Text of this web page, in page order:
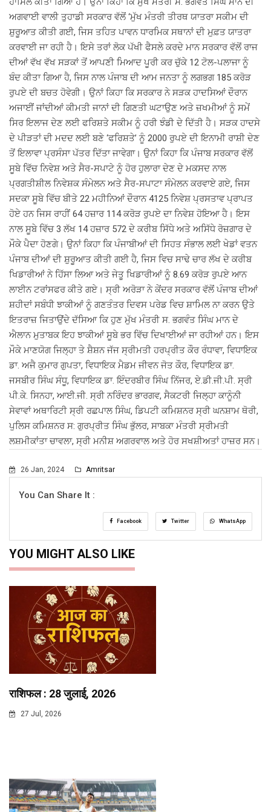
ਅਗਵਾਈ ਵਾਲੀ ਤੁਹਾਡੀ ਸਰਕਾਰ ਵੱਲੋਂ ‘ਮੁੱਖ ਮੰਤਰੀ ਤੀਰਥ ਯਾਤਰਾ ਸਕੀਮ ਦੀ
ਸ਼ੁਰੂਆਤ ਕੀਤੀ ਗਈ, ਜਿਸ ਤਹਿਤ ਪਾਵਨ ਧਾਰਮਿਕ ਸਥਾਨਾਂ ਦੀ ਮੁਫ਼ਤ ਯਾਤਰਾ
ਕਰਵਾਈ ਜਾ ਰਹੀ ਹੈ। ਇਸੇ ਤਰਾਂ ਲੋਕ ਪੱਖੀ ਫੈਸਲੇ ਕਰਦੇ ਮਾਨ ਸਰਕਾਰ ਵੱਲੋਂ ਰਾਜ
ਦੀਆਂ ਵੱਖ ਵੱਖ ਸੜਕਾਂ ਤੋਂ ਆਪਣੀ ਮਿਆਦ ਪੂਰੀ ਕਰ ਚੁੱਕੇ 12 ਟੋਲ-ਪਲਾਜਾ ਨੂੰ
ਬੰਦ ਕੀਤਾ ਗਿਆ ਹੈ, ਜਿਸ ਨਾਲ ਪੰਜਾਬ ਦੀ ਆਮ ਜਨਤਾ ਨੂੰ ਲਗਭਗ 185 ਕਰੋੜ
ਰੁਪਏ ਦੀ ਬਚਤ ਹੋਵੇਗੀ। ਉਨਾਂ ਕਿਹਾ ਕਿ ਸਰਕਾਰ ਨੇ ਸੜਕ ਹਾਦਸਿਆਂ ਦੌਰਾਨ
ਅਜਾਈਂ ਜਾਂਦੀਆਂ ਕੀਮਤੀ ਜਾਨਾਂ ਦੀ ਗਿਣਤੀ ਘਟਾਉਣ ਅਤੇ ਜ਼ਖਮੀਆਂ ਨੂੰ ਸਮੇਂ
ਸਿਰ ਇਲਾਜ ਦੇਣ ਲਈ ਫਰਿਸ਼ਤੇ ਸਕੀਮ ਨੂੰ ਹਰੀ ਝੰਡੀ ਦੇ ਦਿੱਤੀ ਹੈ। ਸੜਕ ਹਾਦਸੇ
ਦੇ ਪੀੜਤਾਂ ਦੀ ਮਦਦ ਲਈ ਬਣੇ ‘ਫਰਿਸ਼ਤੇ’ ਨੂੰ 2000 ਰੁਪਏ ਦੀ ਇਨਾਮੀ ਰਾਸ਼ੀ ਦੇਣ
ਤੋਂ ਇਲਾਵਾ ਪ੍ਰਸੰਸਾ ਪੱਤਰ ਦਿੱਤਾ ਜਾਵੇਗਾ। ਉਨਾਂ ਕਿਹਾ ਕਿ ਪੰਜਾਬ ਸਰਕਾਰ ਵੱਲੋਂ
ਸੂਬੇ ਵਿੱਚ ਨਿਵੇਸ਼ ਅਤੇ ਸੈਰ-ਸਪਾਟੇ ਨੂੰ ਹੋਰ ਹੁਲਾਰਾ ਦੇਣ ਦੇ ਮਕਸਦ ਨਾਲ
ਪ੍ਰਗਤੀਸ਼ੀਲ ਨਿਵੇਸ਼ਕ ਸੰਮੇਲਨ ਅਤੇ ਸੈਰ-ਸਪਾਟਾ ਸੰਮੇਲਨ ਕਰਵਾਏ ਗਏ, ਜਿਸ
ਸਦਕਾ ਸੂਬੇ ਵਿੱਚ ਬੀਤੇ 22 ਮਹੀਨਿਆਂ ਦੌਰਾਨ 4125 ਨਿਵੇਸ਼ ਪ੍ਰਸਤਾਵ ਪ੍ਰਾਪਤ
ਹੋਏ ਹਨ ਜਿਸ ਰਾਹੀਂ 64 ਹਜ਼ਾਰ 114 ਕਰੋੜ ਰੁਪਏ ਦਾ ਨਿਵੇਸ਼ ਹੋਇਆ ਹੈ। ਇਸ
ਨਾਲ ਸੂਬੇ ਵਿੱਚ 3 ਲੱਖ 14 ਹਜ਼ਾਰ 572 ਦੇ ਕਰੀਬ ਸਿੱਧੇ ਅਤੇ ਅਸਿੱਧੇ ਰੋਜ਼ਗਾਰ ਦੇ
ਮੌਕੇ ਪੈਦਾ ਹੋਣਗੇ। ਉਨਾਂ ਕਿਹਾ ਕਿ ਪੰਜਾਬੀਆਂ ਦੀ ਸਿਹਤ ਸੰਭਾਲ ਲਈ ਖੇਡਾਂ ਵਤਨ
ਪੰਜਾਬ ਦੀਆਂ ਦੀ ਸ਼ੁਰੂਆਤ ਕੀਤੀ ਗਈ ਹੈ, ਜਿਸ ਵਿਚ ਸਾਢੇ ਚਾਰ ਲੱਖ ਦੇ ਕਰੀਬ
ਖਿਡਾਰੀਆਂ ਨੇ ਹਿੱਸਾ ਲਿਆ ਅਤੇ ਜੇਤੂ ਖਿਡਾਰੀਆਂ ਨੂੰ 8.69 ਕਰੋੜ ਰੁਪਏ ਆਨ
ਲਾਈਨ ਟਰਾਂਸਫਰ ਕੀਤੇ ਗਏ। ਸ੍ਰੀ ਅਰੋੜਾ ਨੇ ਕੇਂਦਰ ਸਰਕਾਰ ਵੱਲੋਂ ਪੰਜਾਬ ਦੀਆਂ
ਸ਼ਹੀਦਾਂ ਸਬੰਧੀ ਝਾਕੀਆਂ ਨੂੰ ਗਣਤੰਤਰ ਦਿਵਸ ਪਰੇਡ ਵਿਚ ਸ਼ਾਮਿਲ ਨਾ ਕਰਨ ਉਤੇ
ਇਤਰਾਜ਼ ਜਿਤਾਉਂਦੇ ਦੱਸਿਆ ਕਿ ਹੁਣ ਮੁੱਖ ਮੰਤਰੀ ਸ. ਭਗਵੰਤ ਸਿੰਘ ਮਾਨ ਦੇ
ਐਲਾਨ ਮੁਤਾਬਕ ਇਹ ਝਾਕੀਆਂ ਸੂਬੇ ਭਰ ਵਿੱਚ ਦਿਖਾਈਆਂ ਜਾ ਰਹੀਆਂ ਹਨ। ਇਸ
ਮੌਕੇ ਮਾਣਯੋਗ ਜਿਲ੍ਹਾ ਤੇ ਸ਼ੈਸ਼ਨ ਜੱਜ ਸ੍ਰੀਮਤੀ ਹਰਪ੍ਰੀਤ ਕੌਰ ਰੰਧਾਵਾ, ਵਿਧਾਇਕ
ਡਾ. ਅਜੈ ਕੁਮਾਰ ਗੁਪਤਾ, ਵਿਧਾਇਕ ਮੈਡਮ ਜੀਵਨ ਜੋਤ ਕੌਰ, ਵਿਧਾਇਕ ਡਾ.
ਜਸਬੀਰ ਸਿੰਘ ਸੰਧੂ, ਵਿਧਾਇਕ ਡਾ. ਇੰਦਰਬੀਰ ਸਿੰਘ ਨਿੱਜਰ, ਏ.ਡੀ.ਜੀ.ਪੀ. ਸ੍ਰੀ
ਪੀ.ਕੇ. ਸਿਨਹਾ, ਆਈ.ਜੀ. ਸ੍ਰੀ ਨਰਿੰਦਰ ਭਾਰਗਵ, ਸੈਕਟਰੀ ਜਿਲ੍ਹਾ ਕਾਨੂੰਨੀ
ਸੇਵਾਵਾਂ ਅਥਾਰਿਟੀ ਸ੍ਰੀ ਰਛਪਾਲ ਸਿੰਘ, ਡਿਪਟੀ ਕਮਿਸ਼ਨਰ ਸ੍ਰੀ ਘਨਸ਼ਾਮ ਥੋਰੀ,
ਪੁਲਿਸ ਕਮਿਸ਼ਨਰ ਸ: ਗੁਰਪ੍ਰੀਤ ਸਿੰਘ ਭੁੱਲਰ, ਸਾਬਕਾ ਮੰਤਰੀ ਸ੍ਰੀਮਤੀ
ਲਸ਼ਮੀਕਾਂਤਾ ਚਾਵਲਾ, ਸ੍ਰੀ ਮਨੀਸ਼ ਅਗਰਵਾਲ ਅਤੇ ਹੋਰ ਸਖਸ਼ੀਅਤਾਂ ਹਾਜ਼ਰ ਸਨ।
26 Jan, 2024 Amritsar
You Can Share It :
Facebook Twitter WhatsApp
YOU MIGHT ALSO LIKE
राशिफल : 28 जुलाई, 2026
27 Jul, 2026